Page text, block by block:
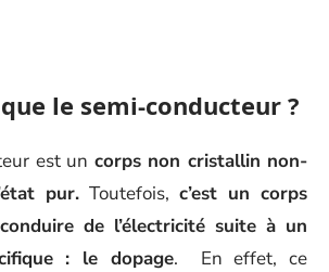
que le semi-conducteur ?
est un corps non cristallin non-
pur. Toutefois, c’est un corps
de l’électricité suite à un
: le dopage. En effet, ce